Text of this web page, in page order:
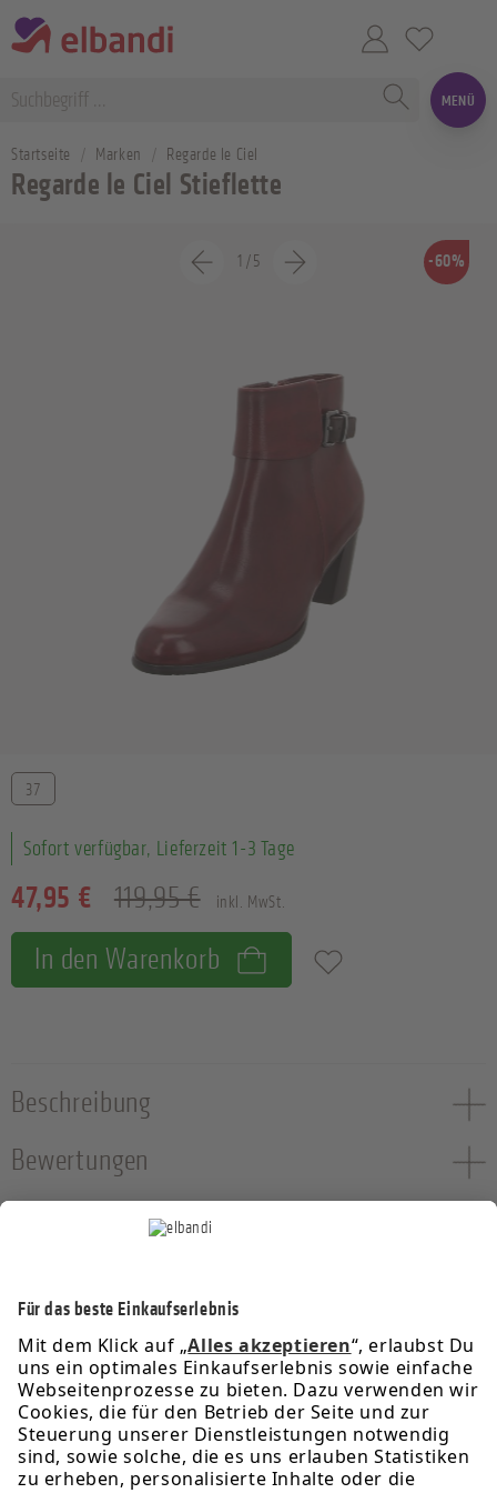
MENÜ
Startseite Marken Regarde le Ciel
Regarde le Ciel Stieflette
-60%
1 /5
47,95 € 119,95 € inkl. MwSt.
Sofort verfügbar, Lieferzeit 1-3 Tage
Größe
37
In den Warenkorb Zum Merkzettel hinzufügen
Beschreibung
Bewertungen
Service-Hotline
Informationen
Rechtliches
Über uns